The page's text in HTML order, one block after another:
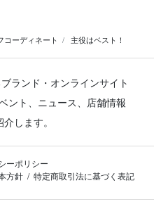
コーディネート 主役はベスト！
ランド・オンラインサイト
ント、ニュース、店舗情報
します。
ーポリシー
方針
特定商取引法に基づく表記